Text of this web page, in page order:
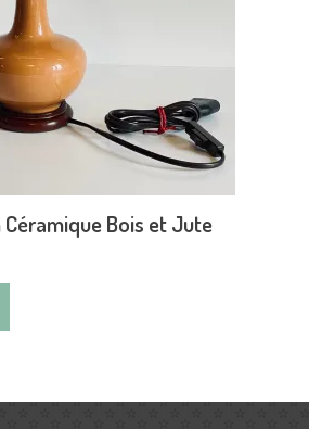
Céramique Bois et Jute